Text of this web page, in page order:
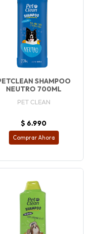
SHAMPOO
NEUTRO 700ML
PET CLEAN
$ 6.990
Comprar Ahora